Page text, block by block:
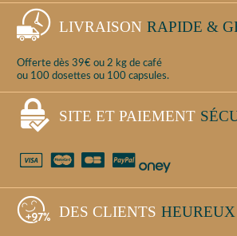
LIVRAISON RAPIDE &
Offerte dès 39€ ou 2 kg de café
ou 100 dosettes ou 100 capsules.
SITE ET PAIEMENT
DES CLIENTS HEUREUX